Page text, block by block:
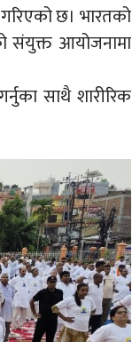
छ। भारतको
संयुक्त आयोजनामा
साथै शारीरिक